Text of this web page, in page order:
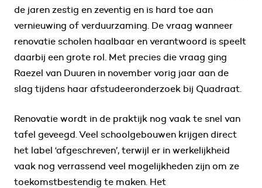
de jaren zestig en zeventig en is hard toe aan
vernieuwing of verduurzaming. De vraag wanneer
renovatie scholen haalbaar en verantwoord is speelt
daarbij een grote rol. Met precies die vraag ging
Raezel van Duuren in november vorig jaar aan de
slag tijdens haar afstudeeronderzoek bij Quadraat.
Renovatie wordt in de praktijk nog vaak te snel van
tafel geveegd. Veel schoolgebouwen krijgen direct
het label ‘afgeschreven’, terwijl er in werkelijkheid
vaak nog verrassend veel mogelijkheden zijn om ze
toekomstbestendig te maken. Het